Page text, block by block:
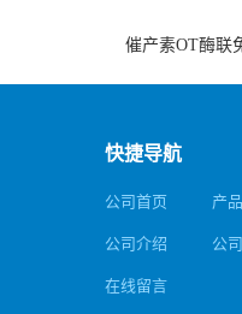
催产素OT酶联
快捷导航
公司首页 产
公司介绍 公
在线留言